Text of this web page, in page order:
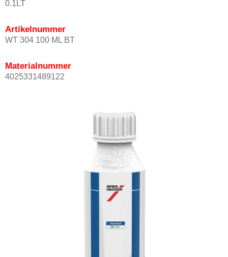
0.1LT
Artikelnummer
WT 304 100 ML BT
Materialnummer
4025331489122